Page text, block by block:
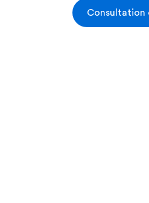
Consultation